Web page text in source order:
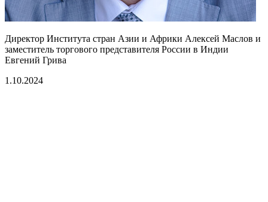
Директор Института стран Азии и Африки Алексей Маслов и
заместитель торгового представителя России в Индии
Евгений Грива
1.10.2024